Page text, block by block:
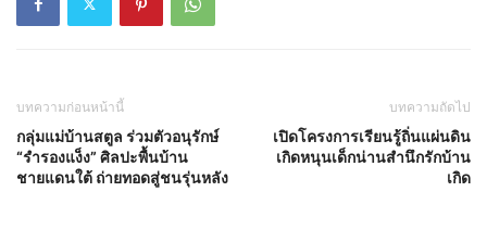
บทความก่อนหน้านี้
กลุ่มแม่บ้านสตูล ร่วมตัวอนุรักษ์
“รำรองแง็ง” ศิลปะพื้นบ้าน
ชายแดนใต้ ถ่ายทอดสู่ชนรุ่นหลัง
บทความถัดไป
เปิดโครงการเรียนรู้ถิ่นแผ่นดิน
เกิดหนุนเด็กน่านสำนึกรักบ้าน
เกิด